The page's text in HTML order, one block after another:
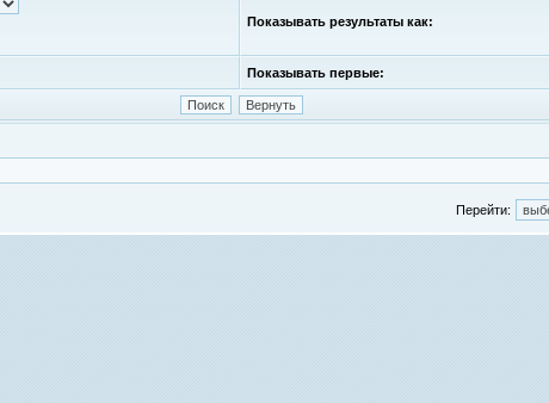
Показывать результаты как:
Показывать первые:
Перейти: